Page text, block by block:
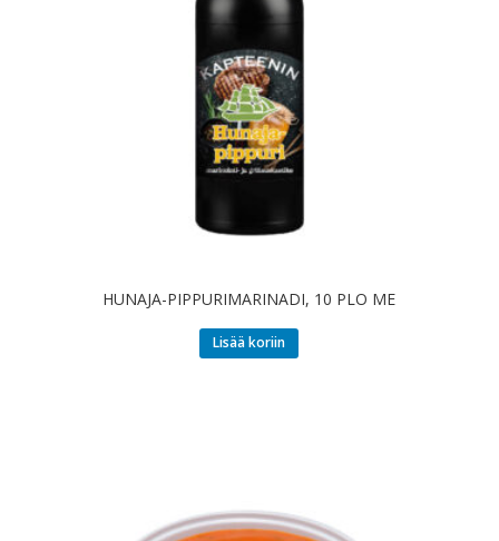
HUNAJA-PIPPURIMARINADI, 10 PLO ME
Lisää koriin